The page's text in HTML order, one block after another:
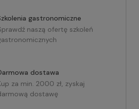
gastronomiczne
naszą ofertę szkoleń
dostawa
za min. 2000 zł, zyskaj
dostawę